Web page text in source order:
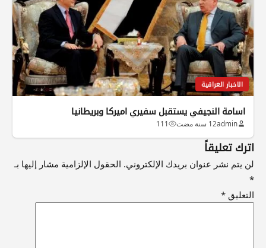
الاخبار العراقية
اسامة النجيفي يستقبل سفيري اميركا وبريطانيا
admin12 سنة مضت 111
اترك تعليقاً
لن يتم نشر عنوان بريدك الإلكتروني. الحقول الإلزامية مشار إليها بـ
*
التعليق *